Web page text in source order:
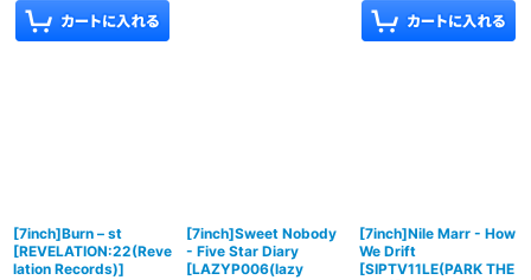
[7inch]Burn ‎– st
[REVELATION:22(Reve
lation Records)]
[7inch]Sweet Nobody
- Five Star Diary
[LAZYP006(lazy
[7inch]Nile Marr - How
We Drift
[SIPTV11LE(PARK THE